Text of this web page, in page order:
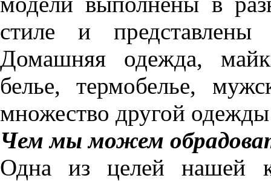
стиле и
Домашняя одежда,
белье, термобелье,
множество другой одежды
Чем мы можем
Одна из целей нашей